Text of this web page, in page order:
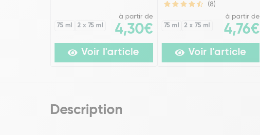
75 ml 2 x 75 ml
à partir de
4,30€
Voir l'article
(8)
75 ml 2 x 75 ml
à partir de
4,76€
Voir l'article
Description